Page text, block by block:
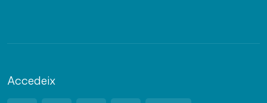
Accedeix